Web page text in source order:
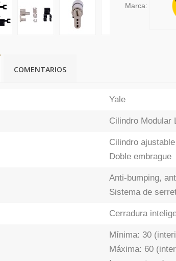
Marca:
COMENTARIOS
Yale
Cilindro Modular
Cilindro ajustable
Doble embrague
Anti-bumping,
Sistema de
Cerradura
Mínima: 30
Máxima: 60